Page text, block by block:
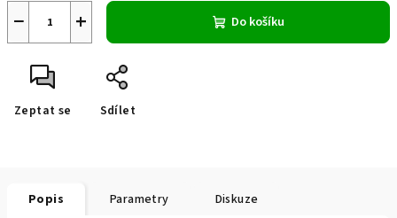
+
− Do košíku
Zeptat se Sdílet
Popis Parametry Diskuze